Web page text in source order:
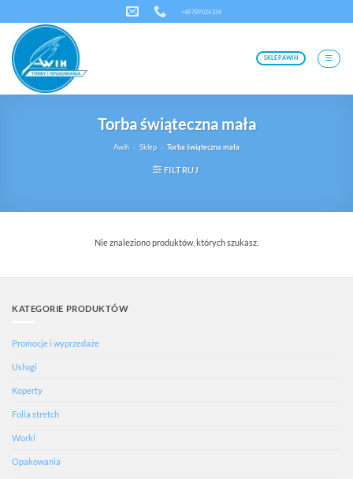
zawartości
+48 789 024 254
SKLEP AWIH
Torba świąteczna mała
Awih » Sklep » Torba świąteczna mała
FILTRUJ
Nie znaleziono produktów, których szukasz.
KATEGORIE PRODUKTÓW
Promocje i wyprzedaże
Usługi
Koperty
Folia stretch
Worki
Opakowania